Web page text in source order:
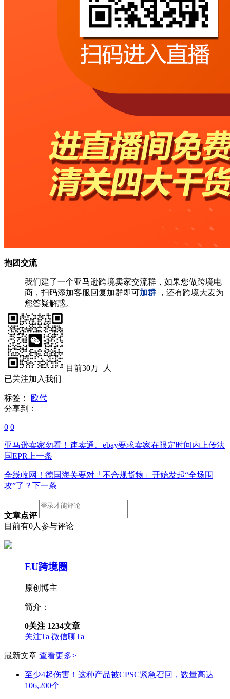
抱团交流
我们建了一个亚马逊跨境卖家交流群，如果您做跨境电
商，扫码添加客服回复加群即可加群
，还有跨境大麦为
您答疑解惑。
目前30万+人
已关注加入我们
标签：
欧代
分享到：
0 0
亚马逊卖家勿看！速卖通、ebay要求卖家在限定时间内上传法
国EPR 上一条
全线收网！德国海关要对「不合规货物」开始发起“全场围
攻”了？ 下一条
文章点评
目前有0人参与评论
EU跨境圈
原创博主
简介：
0关注 1234文章
关注Ta 微信聊Ta
最新文章 查看更多>
至少4起伤害！这种产品被CPSC紧急召回，数量高达
106,200个